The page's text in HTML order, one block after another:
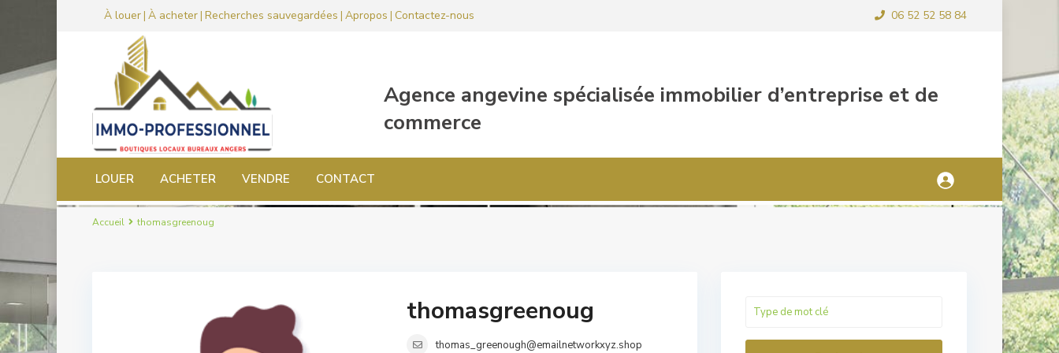
À louer| À acheter| Recherches sauvegardées | Apropos | Contactez-nous 06 52 52 58 84
LOUER ACHETER VENDRE CONTACT
Accueil thomasgreenoug
thomasgreenoug
thomas_greenough@emailnetworkxyz.shop